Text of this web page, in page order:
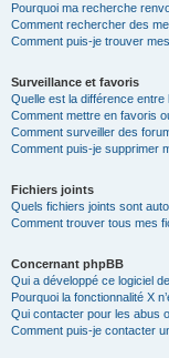
Pourquoi ma recherche
Comment rechercher des
Comment puis-je trouver
Surveillance et favoris
Quelle est la différence
Comment mettre en favoris
Comment surveiller des
Comment puis-je supprimer
Fichiers joints
Quels fichiers joints sont
Comment trouver tous mes
Concernant phpBB
Qui a développé ce logiciel
Pourquoi la fonctionnalité X
Qui contacter pour les abus
Comment puis-je contacter